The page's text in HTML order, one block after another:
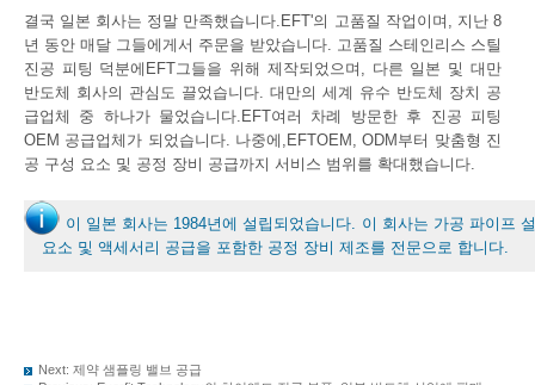
결국 일본 회사는 정말 만족했습니다.EFT'의 고품질 작업이며, 지난 8
년 동안 매달 그들에게서 주문을 받았습니다. 고품질 스테인리스 스틸
진공 피팅 덕분에EFT그들을 위해 제작되었으며, 다른 일본 및 대만
반도체 회사의 관심도 끌었습니다. 대만의 세계 유수 반도체 장치 공
급업체 중 하나가 물었습니다.EFT여러 차례 방문한 후 진공 피팅
OEM 공급업체가 되었습니다. 나중에,EFTOEM, ODM부터 맞춤형 진
공 구성 요소 및 공정 장비 공급까지 서비스 범위를 확대했습니다.
이 일본 회사는 1984년에 설립되었습니다. 이 회사는 가공 파이프
요소 및 액세서리 공급을 포함한 공정 장비 제조를 전문으로 합니다.
Next: 제약 샘플링 밸브 공급